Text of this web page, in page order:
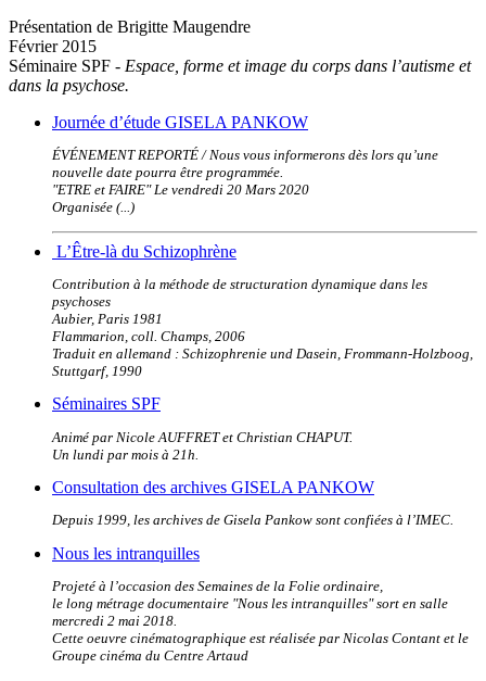
Présentation de Brigitte Maugendre
Février 2015
Séminaire SPF - Espace, forme et image du corps dans l’autisme et
dans la psychose.
Journée d’étude GISELA PANKOW
ÉVÉNEMENT REPORTÉ / Nous vous informerons dès lors qu’une
nouvelle date pourra être programmée.
"ETRE et FAIRE" Le vendredi 20 Mars 2020
Organisée (...)
L’Être-là du Schizophrène
Contribution à la méthode de structuration dynamique dans les
psychoses
Aubier, Paris 1981
Flammarion, coll. Champs, 2006
Traduit en allemand : Schizophrenie und Dasein, Frommann-Holzboog,
Stuttgarf, 1990
Séminaires SPF
Animé par Nicole AUFFRET et Christian CHAPUT.
Un lundi par mois à 21h.
Consultation des archives GISELA PANKOW
Depuis 1999, les archives de Gisela Pankow sont confiées à l’IMEC.
Nous les intranquilles
Projeté à l’occasion des Semaines de la Folie ordinaire,
le long métrage documentaire "Nous les intranquilles" sort en salle
mercredi 2 mai 2018.
Cette oeuvre cinématographique est réalisée par Nicolas Contant et le
Groupe cinéma du Centre Artaud